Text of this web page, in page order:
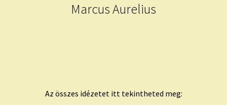
Marcus Aurelius
Az összes idézetet itt tekintheted meg: